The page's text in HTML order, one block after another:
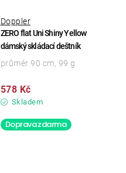
ZERO flat Uni Shiny Yellow
dámský skládací deštník
Doppler
Skladem
578 Kč
průměr 90 cm, 99 g
Doprava zdarma